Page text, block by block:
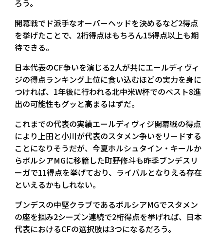
ろう。
開幕戦でド派手なオーバーヘッドを決めるなど2得点
を挙げたことで、2桁得点はもちろん15得点以上も期
待できる。
日本代表のCF争いを演じる2人が共にエールディヴィ
ジの得点ランキング上位に食い込むほどの実力を身に
つければ、1年後に行われる北中米W杯でのベスト8進
出の可能性もグッと高まるはずだ。
これまでの代表の実績エールディヴィジ開幕戦の得点
により上田と小川が代表のスタメン争いをリードする
ことになりそうだが、今夏ホルシュタイン・キールか
らボルシアMGに移籍した町野修斗も昨季ブンデスリ
ーガで11得点を挙げており、ライバルとなりえる存在
といえるかもしれない。
ブンデスの中堅クラブであるボルシアMGでスタメン
の座を掴み2シーズン連続で2桁得点を挙げれば、日本
代表におけるCFの選択肢は3つになるだろう。